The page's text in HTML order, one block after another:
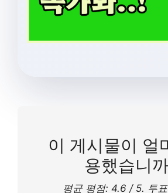
이 게시물이 얼
용했습니
평균 평점: 4.6 / 5. 투